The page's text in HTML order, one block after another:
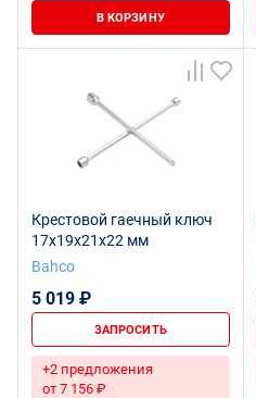
В КОРЗИНУ
Крестовой гаечный ключ
17x19x21x22 мм
Bahco
5 019 ₽
ЗАПРОСИТЬ
+2 предложения
от 7 156 ₽